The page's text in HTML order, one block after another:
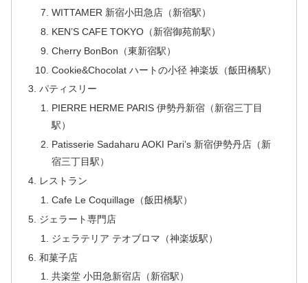
WITTAMER 新宿小田急店（新宿駅）
KEN’S CAFE TOKYO（新宿御苑前駅）
Cherry BonBon（東新宿駅）
Cookie&Chocolat ハートの小径 神楽坂（飯田橋駅）
パティスリー
PIERRE HERME PARIS 伊勢丹新宿（新宿三丁目
駅）
Patisserie Sadaharu AOKI Pari’s 新宿伊勢丹店（新
宿三丁目駅）
レストラン
Cafe Le Coquillage（飯田橋駅）
ジェラート専門店
ジェラテリア テオブロマ（神楽坂駅）
和菓子店
共楽堂 小田急新宿店（新宿駅）